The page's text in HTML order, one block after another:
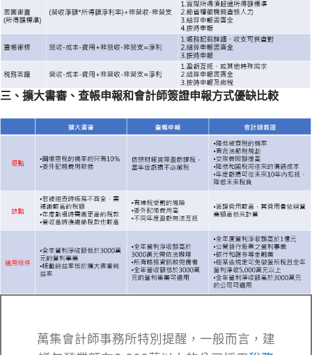
三、擴大書審、查帳申報和會計師簽證申報方式優缺比較
萬集會計師事務所特別提醒，一般而言，建